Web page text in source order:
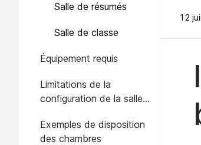
Salle de résumés
Salle de classe
Équipement requis
Limitations de la
configuration de la salle
Exemples de disposition
des chambres
12